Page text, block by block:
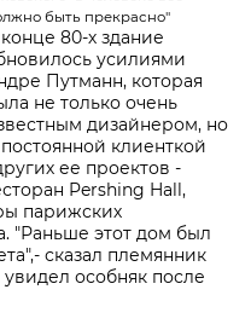
быть прекрасно"
80-х здание
усилиями
Путманн, которая
не только очень
дизайнером, но
клиенткой
ее проектов -
Pershing Hall,
парижских
"Раньше этот дом был
сказал племянник
особняк после